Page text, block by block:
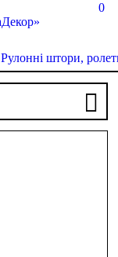
0
Рулонні штори,